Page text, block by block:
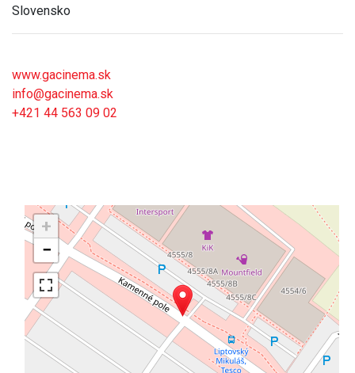
Slovensko
www.gacinema.sk
info@gacinema.sk
+421 44 563 09 02
+
−